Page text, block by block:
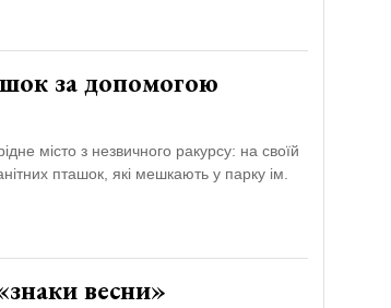
за допомогою
місто з незвичного ракурсу: на своїй
пташок, які мешкають у парку ім.
весни»